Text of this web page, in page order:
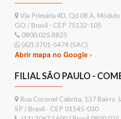
Via Primária 4D, Qd 08 A,
GO / Brasil - CEP 75132-105
0800.025.8825
(62) 3701-5474 (SAC)
Abrir mapa no Google ›
FILIAL SÃO PAULO -
Rua Coronel Cabrita, 137 Bairro
SP / Brasil - CEP 01545-030